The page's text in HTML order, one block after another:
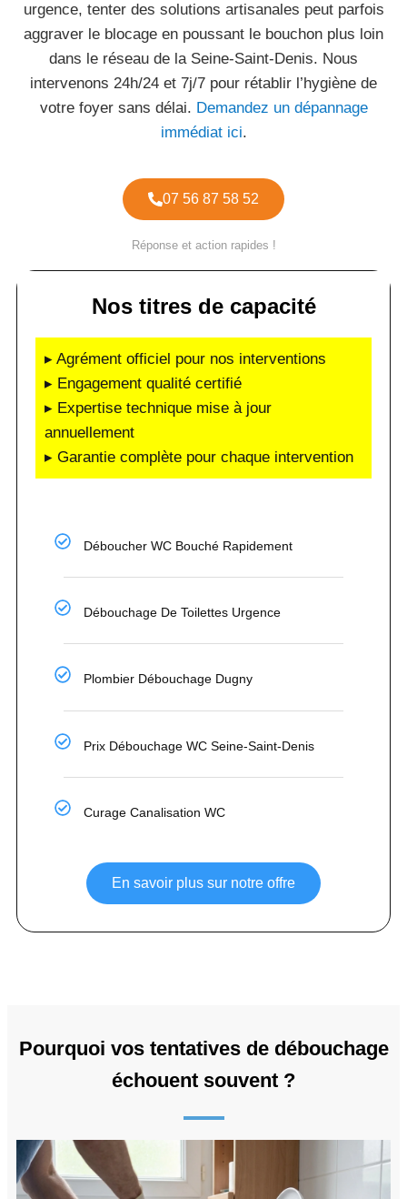
urgence, tenter des solutions artisanales peut parfois
aggraver le blocage en poussant le bouchon plus loin
dans le réseau de la Seine-Saint-Denis. Nous
intervenons 24h/24 et 7j/7 pour rétablir l’hygiène de
votre foyer sans délai. Demandez un dépannage
immédiat ici.
07 56 87 58 52
Réponse et action rapides !
Nos titres de capacité
▸ Agrément officiel pour nos interventions
▸ Engagement qualité certifié
▸ Expertise technique mise à jour
annuellement
▸ Garantie complète pour chaque intervention
Déboucher WC Bouché Rapidement
Débouchage De Toilettes Urgence
Plombier Débouchage Dugny
Prix Débouchage WC Seine-Saint-Denis
Curage Canalisation WC
En savoir plus sur notre offre
Pourquoi vos tentatives de débouchage
échouent souvent ?